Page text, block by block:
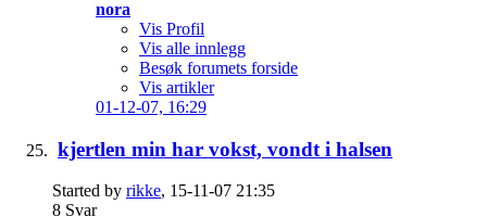
nora
Vis Profil
Vis alle innlegg
Besøk forumets forside
Vis artikler
01-12-07, 16:29
kjertlen min har vokst, vondt i halsen
Started by rikke, 15-11-07 21:35
8 Svar